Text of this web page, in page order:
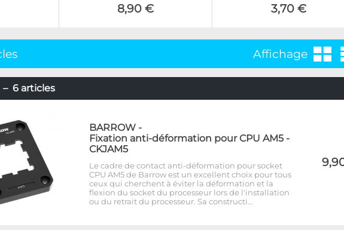
8,90 € 3,70 €
Affichage
– 6 articles
BARROW -
Fixation anti-déformation pour CPU AM5 -
CKJAM5
Le cadre de contact anti-déformation pour socket
CPU AM5 de Barrow est un excellent choix pour tous
ceux qui cherchent à éviter la déformation et la
flexion du socket du processeur lors de l'installation
ou du retrait du processeur. Sa constructi…